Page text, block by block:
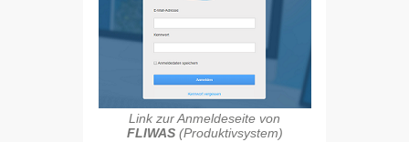
Link zur Anmeldeseite von
FLIWAS(Produktivsystem)